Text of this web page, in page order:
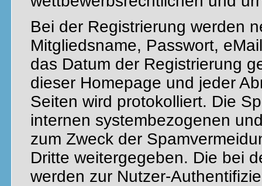
Bei der Registrierung werden
Mitgliedsname, Passwort,
das Datum der Registrierung
dieser Homepage und jeder
Seiten wird protokolliert. Die
internen systembezogenen
zum Zweck der
Dritte weitergegeben. Die bei
werden zur Nutzer-